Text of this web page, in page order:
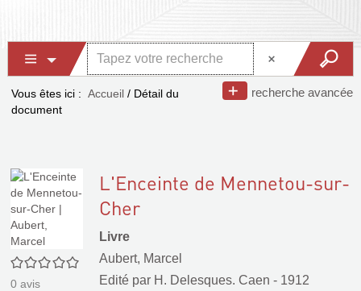
recherche avancée
Vous êtes ici : Accueil / Détail du
document
0/5
0 avis
L'Enceinte de Mennetou-sur-
Cher
Livre
Aubert, Marcel
Edité par H. Delesques. Caen - 1912